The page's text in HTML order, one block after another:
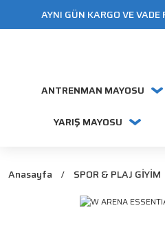
AYNI GÜN KARGO VE
ANTRENMAN MAYOSU
YARIŞ MAYOSU
Anasayfa SPOR & PLAJ GİYİM